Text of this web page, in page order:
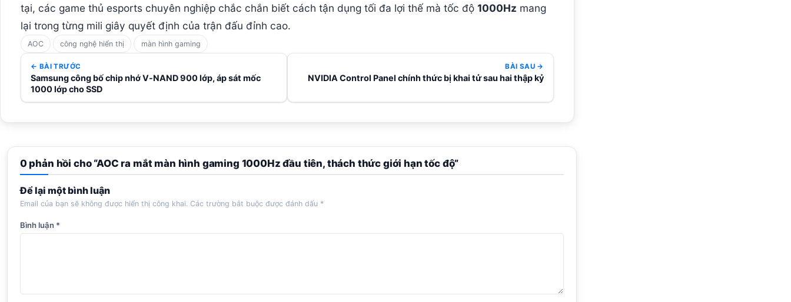
tại, các game thủ esports chuyên nghiệp chắc chắn biết cách tận dụng tối đa lợi thế mà tốc độ 1000Hz mang
lại trong từng mili giây quyết định của trận đấu đỉnh cao.
AOC công nghệ hiển thị màn hình gaming
← BÀI TRƯỚC
Samsung công bố chip nhớ V-NAND 900 lớp, áp sát mốc
1000 lớp cho SSD
BÀI SAU →
NVIDIA Control Panel chính thức bị khai tử sau hai thập kỷ
0 phản hồi cho “AOC ra mắt màn hình gaming 1000Hz đầu tiên, thách thức giới hạn tốc độ”
Để lại một bình luận
Email của bạn sẽ không được hiển thị công khai. Các trường bắt buộc được đánh dấu *
Bình luận *